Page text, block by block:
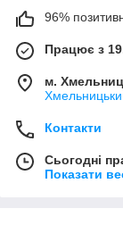
96%
Працює з
м.
Контакти
Сьогодні
Показати